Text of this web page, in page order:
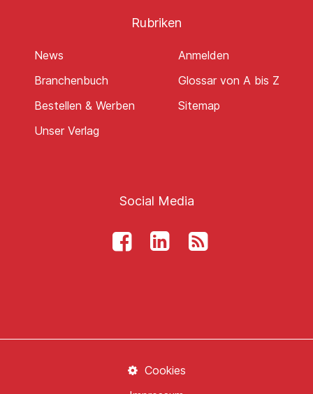
Rubriken
News
Branchenbuch
Bestellen & Werben
Unser Verlag
Anmelden
Glossar von A bis Z
Sitemap
Social Media
Cookies